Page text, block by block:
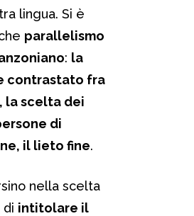
lingua. Si è
parallelismo
: la
contrastato fra
la scelta dei
di
il lieto fine.
nella scelta
di intitolare il